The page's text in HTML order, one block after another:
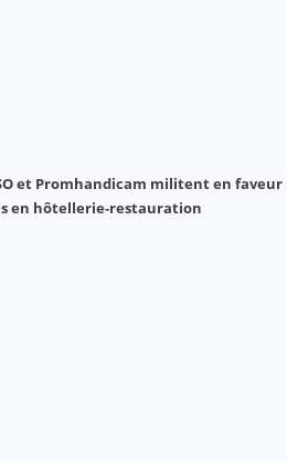
et Promhandicam militent en faveur
en hôtellerie-restauration